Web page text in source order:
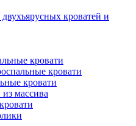
кроватей и
кровати
кровати
кровати
массива